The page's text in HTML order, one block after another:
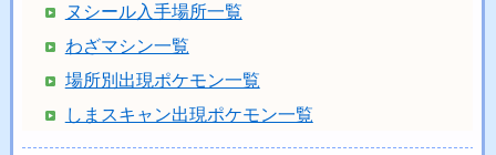
ヌシール入手場所一覧
わざマシン一覧
場所別出現ポケモン一覧
しまスキャン出現ポケモン一覧